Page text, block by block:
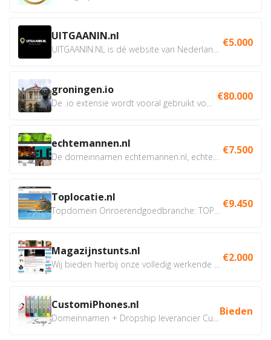
UITGAANIN.nl €5.000
groningen.io €80.000
echtemannen.nl €7.500
Toplocatie.nl €9.450
Magazijnstunts.nl €2.000
CustomiPhones.nl Bieden